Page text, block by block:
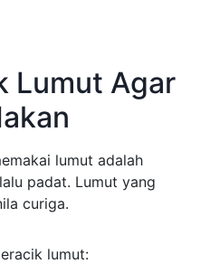
Lumut Agar
lumut adalah
padat. Lumut yang
curiga.
lumut: